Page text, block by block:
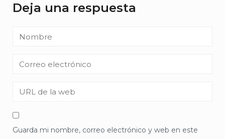
Deja una respuesta
Guarda mi nombre, correo electrónico y web en este